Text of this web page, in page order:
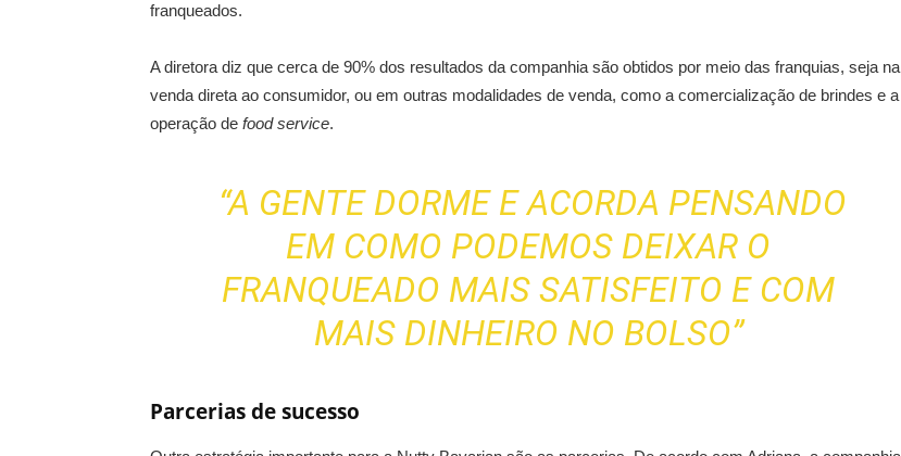
franqueados.
A diretora diz que cerca de 90% dos resultados da companhia são obtidos por meio das franquias, seja na
venda direta ao consumidor, ou em outras modalidades de venda, como a comercialização de brindes e a
operação de food service.
“A GENTE DORME E ACORDA PENSANDO
EM COMO PODEMOS DEIXAR O
FRANQUEADO MAIS SATISFEITO E COM
MAIS DINHEIRO NO BOLSO”
Parcerias de sucesso